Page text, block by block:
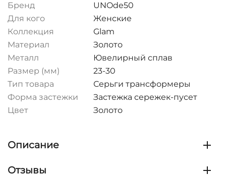
Бренд
UNOde50
Для кого
Женские
Коллекция
Glam
Материал
Золото
Металл
Ювелирный сплав
Размер (мм)
23-30
Тип товара
Серьги трансформеры
Форма застежки
Застежка сережек-пусет
Цвет
Золото
Описание
Отзывы